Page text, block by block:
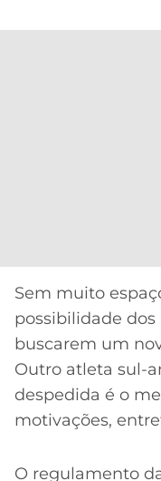
ATLÉTICO
MG
CRUZEIRO
LALIGA
Sem muito
possibilidade dos
buscarem um
Outro atleta sul-
despedida é o
motivações,
O regulamento